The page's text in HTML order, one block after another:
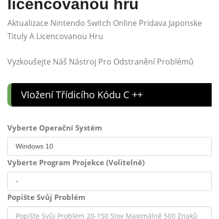
licencovanou hru
Aktualizace Nintendo Switch Online Pridava Japonske
Tituly A Licencovanou Hru
Vyzkoušejte Náš Nástroj Pro Odstranění Problémů
Vložení Třídicího Kódu C ++
Vyberte Operační Systém
Vyberte Program Projekce (Volitelně)
Popište Svůj Problém